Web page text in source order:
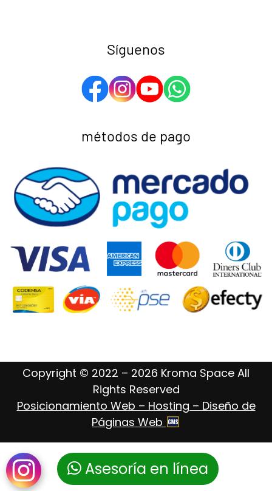
Asesoría en línea
Síguenos
métodos de pago
Copyright © 2022 – 2026 Kroma Space All
Rights Reserved
Posicionamiento Web – Hosting – Diseño de
Páginas Web